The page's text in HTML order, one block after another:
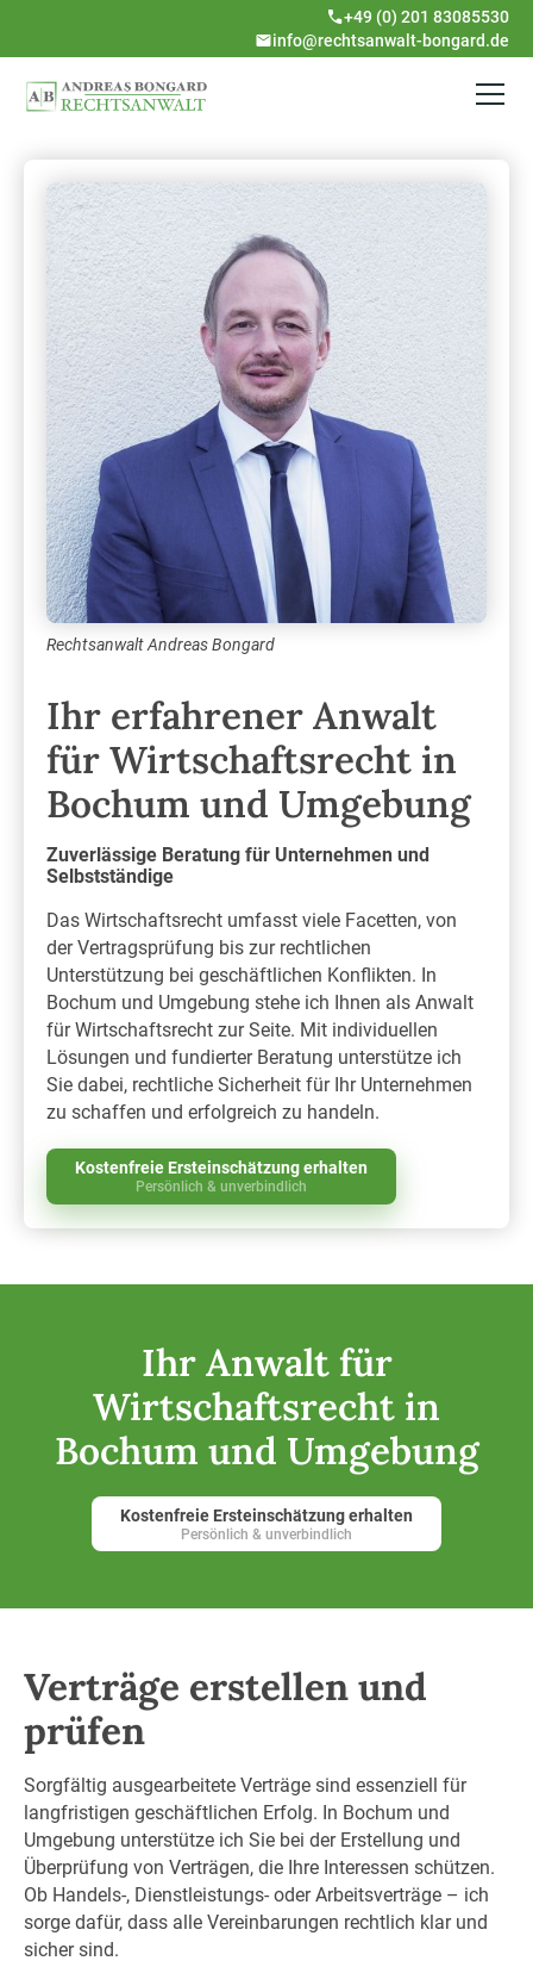
+49 (0) 201 83085530
info@rechtsanwalt-bongard.de
Ihr erfahrener Anwalt
für Wirtschaftsrecht in
Bochum und Umgebung
Zuverlässige Beratung für Unternehmen und
Selbstständige
Das Wirtschaftsrecht umfasst viele Facetten, von
der Vertragsprüfung bis zur rechtlichen
Unterstützung bei geschäftlichen Konflikten. In
Bochum und Umgebung stehe ich Ihnen als Anwalt
für Wirtschaftsrecht zur Seite. Mit individuellen
Lösungen und fundierter Beratung unterstütze ich
Sie dabei, rechtliche Sicherheit für Ihr Unternehmen
zu schaffen und erfolgreich zu handeln.
Kostenfreie Ersteinschätzung erhalten
Persönlich & unverbindlich
Rechtsanwalt Andreas Bongard
Ihr Anwalt für
Wirtschaftsrecht in
Bochum und Umgebung
Kostenfreie Ersteinschätzung erhalten
Persönlich & unverbindlich
Verträge erstellen und
prüfen
Sorgfältig ausgearbeitete Verträge sind essenziell für
langfristigen geschäftlichen Erfolg. In Bochum und
Umgebung unterstütze ich Sie bei der Erstellung und
Überprüfung von Verträgen, die Ihre Interessen schützen.
Ob Handels-, Dienstleistungs- oder Arbeitsverträge – ich
sorge dafür, dass alle Vereinbarungen rechtlich klar und
sicher sind.